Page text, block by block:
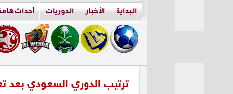
البداية الأخبار الدوريات أحداث
ترتيب الدوري السعودي بعد